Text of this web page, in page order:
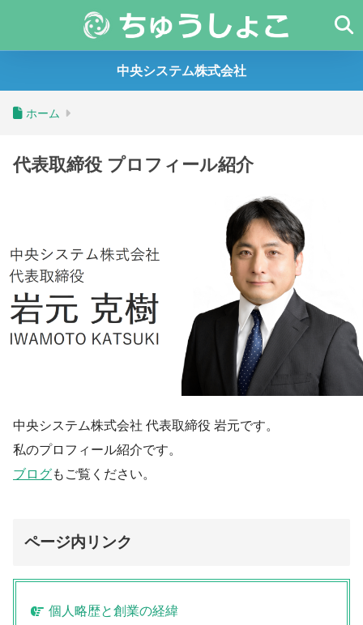
中央システム株式会社
ホーム
代表取締役 プロフィール紹介
中央システム株式会社 代表取締役 岩元です。
私のプロフィール紹介です。
ブログもご覧ください。
ページ内リンク
個人略歴と創業の経緯